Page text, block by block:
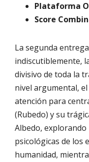
Plataforma
Score
La segunda
indiscutiblemente,
divisivo de toda la
nivel argumental,
atención para
(Rubedo) y su
Albedo, explorando
psicológicas de los
humanidad,